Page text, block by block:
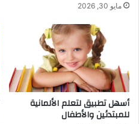
مايو 30, 2026
أسهل تطبيق لتعلم الألمانية
للمبتدئين والأطفال